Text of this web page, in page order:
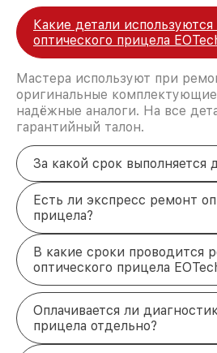
Какие детали
оптического прицела
Мастера используют при
оригинальные
надёжные аналоги. На все
гарантийный талон.
За какой срок выполняется
Есть ли экспресс ремонт
прицела?
В какие сроки проводится
оптического прицела
Оплачивается ли
прицела отдельно?